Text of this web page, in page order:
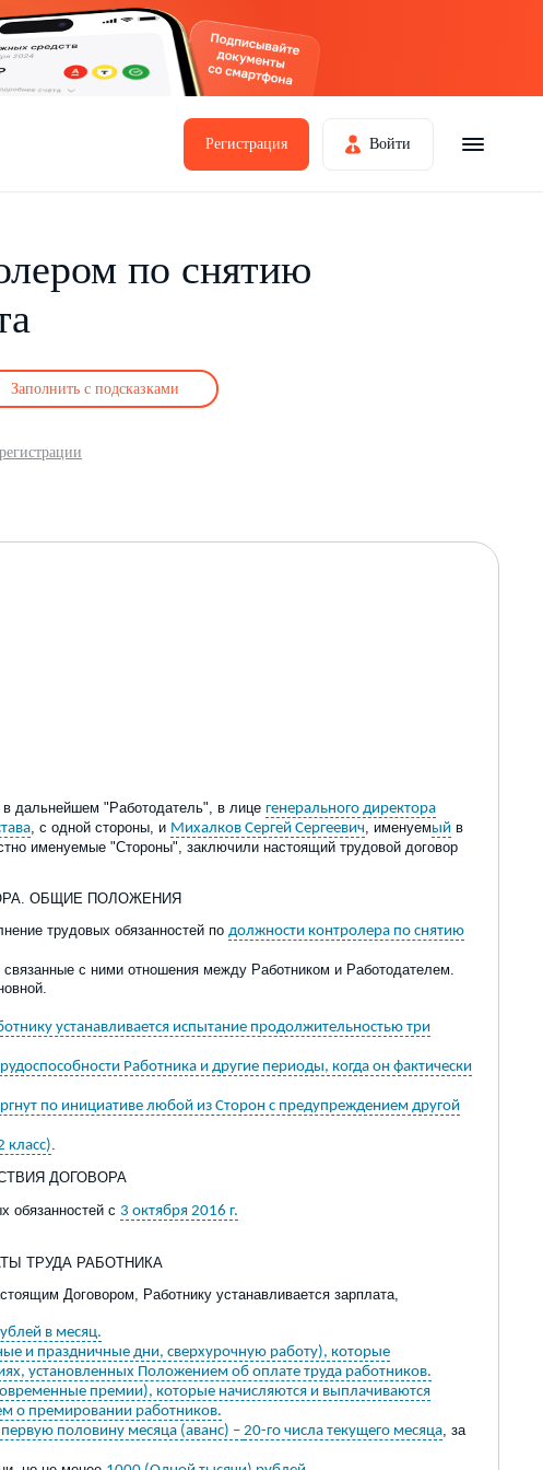
Регистрация Войти
по снятию
Заполнить с подсказками
дальнейшем "Работодатель", в лице генерального директора
, с одной стороны, и Михалков Сергей Сергеевич, именуемый в
именуемые "Стороны", заключили настоящий трудовой договор
ОБЩИЕ ПОЛОЖЕНИЯ
трудовых обязанностей по должности контролера по снятию
с ними отношения между Работником и Работодателем.
устанавливается испытание продолжительностью три
Работника и другие периоды, когда он фактически
по инициативе любой из Сторон с предупреждением другой
класс)
ДОГОВОРА
обязанностей с 3 октября 2016 г.
ТРУДА РАБОТНИКА
Договором, Работнику устанавливается зарплата,
в месяц.
и праздничные дни, сверхурочную работу), которые
установленных Положением об оплате труда работников.
премии), которые начисляются и выплачиваются
о премировании работников.
половину месяца (аванс) – 20-го числа текущего месяца, за